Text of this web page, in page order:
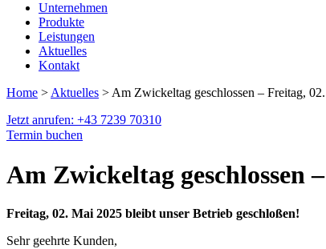
Unternehmen
Produkte
Leistungen
Aktuelles
Kontakt
Home > Aktuelles > Am Zwickeltag geschlossen – Freitag,
Jetzt anrufen: +43 7239 70310
Termin buchen
Am Zwickeltag geschlossen
Freitag, 02. Mai 2025 bleibt unser Betrieb geschloßen!
Sehr geehrte Kunden,